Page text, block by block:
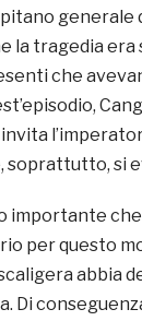
generale
la tragedia
che
soprattutto, si
importante
per questo
abbia
Di